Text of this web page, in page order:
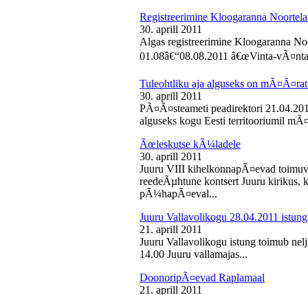
Registreerimine Kloogaranna
30. aprill 2011
Algas registreerimine Kloogaranna
01.08â€“08.08.2011 â€œVinta-
Tuleohtliku aja alguseks on
30. aprill 2011
PÃ¤Ã¤steameti peadirektori
alguseks kogu Eesti territooriumil
Ãœleskutse kÃ¼ladele
30. aprill 2011
Juuru VIII kihelkonnapÃ¤evad
reedeÃµhtune kontsert Juuru
pÃ¼hapÃ¤eval...
Juuru Vallavolikogu 28.04.2011 istung
21. aprill 2011
Juuru Vallavolikogu istung toimub
14.00 Juuru vallamajas...
DoonoripÃ¤evad Raplamaal
21. aprill 2011